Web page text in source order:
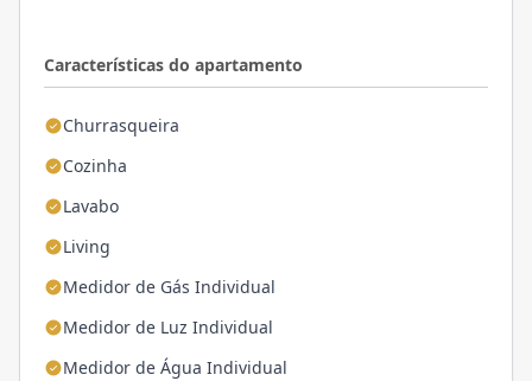
Características do apartamento
Churrasqueira
Cozinha
Lavabo
Living
Medidor de Gás Individual
Medidor de Luz Individual
Medidor de Água Individual